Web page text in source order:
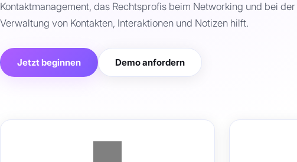
Kontaktmanagement, das Rechtsprofis beim Networking und bei der
Verwaltung von Kontakten, Interaktionen und Notizen hilft.
Jetzt beginnen Demo anfordern